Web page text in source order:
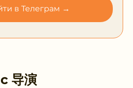
в Телеграм →
导演